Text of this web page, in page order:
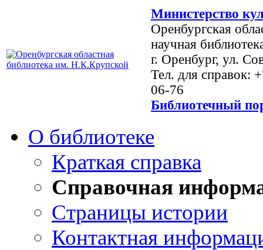
Министерство
Оренбургская
научная
г. Оренбург, ул.
Тел. для справок:
06-76
Библиотечный
О библиотеке
Краткая справка
Справочная
Страницы истории
Контактная